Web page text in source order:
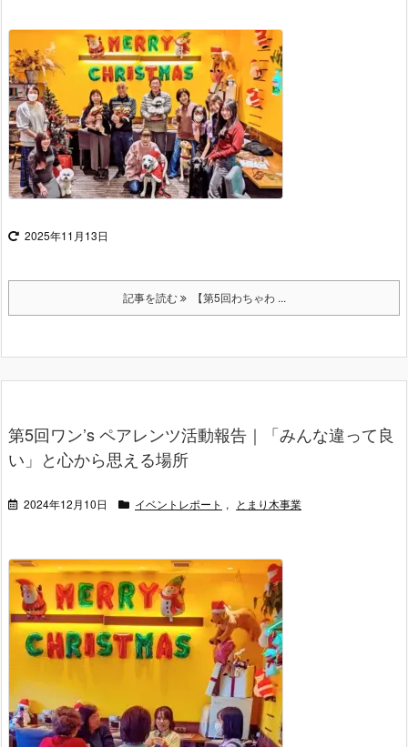
2025年11月13日
記事を読む 【第5回わちゃわ ...
第5回ワン’s ペアレンツ活動報告｜「みんな違って良
い」と心から思える場所
2024年12月10日 イベントレポート , とまり木事業